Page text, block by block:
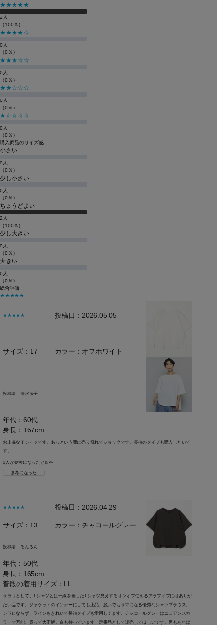
★★★★★
2人
（100％）
★★★★☆
0人
（0％）
★★★☆☆
0人
（0％）
★★☆☆☆
0人
（0％）
★☆☆☆☆
0人
（0％）
購入商品のサイズ感
小さい
0人
（0％）
少し小さい
0人
（0％）
ちょうどよい
2人
（100％）
少し大きい
0人
（0％）
大きい
0人
（0％）
総合評価
★★★★★
★★★★★ 投稿日：2026.05.05
サイズ：17 カラー：オフホワイト
投稿者：清水潔子
年代：60代
身長：167cm
お上品なＴシャツです。あっという間に売り切れでショックです。長袖のタイプも購入したいで
す。
0人が参考になったと回答
参考になった
★★★★★ 投稿日：2026.04.29
サイズ：13 カラー：チャコールグレー
投稿者： るんるん
年代：50代
身長：165cm
普段の着用サイズ：LL
サラリとして、Tシャツとは一線を画したTシャツ見えするオンオフ使えるアラフィフにはありが
たい品です。ジャケットのインナーにしても上品、脱いでもサマになる優秀なシャツブラウス。
シワにならず、ラインもきれいで長袖タイプも愛用してます。チャコールグレーはニュアンスカ
ラーで万能、買って大正解。白も持っています、定番品として販売してほしいです。黒もあれば